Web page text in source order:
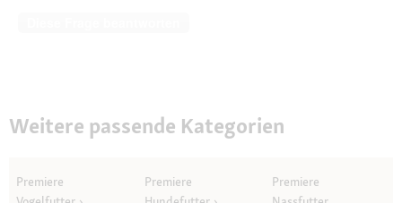
Weitere passende Kategorien
Premiere
Premiere
Premiere